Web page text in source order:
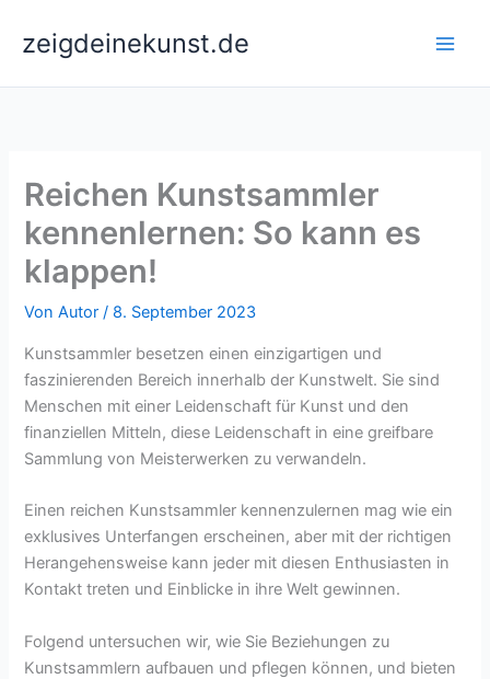
Inhalt
springen
zeigdeinekunst.de
Reichen Kunstsammler
kennenlernen: So kann es
klappen!
VonAutor/ 8. September 2023
Kunstsammler besetzen einen einzigartigen und
faszinierenden Bereich innerhalb der Kunstwelt. Sie sind
Menschen mit einer Leidenschaft für Kunst und den
finanziellen Mitteln, diese Leidenschaft in eine greifbare
Sammlung von Meisterwerken zu verwandeln.
Einen reichen Kunstsammler kennenzulernen mag wie ein
exklusives Unterfangen erscheinen, aber mit der richtigen
Herangehensweise kann jeder mit diesen Enthusiasten in
Kontakt treten und Einblicke in ihre Welt gewinnen.
Folgend untersuchen wir, wie Sie Beziehungen zu
Kunstsammlern aufbauen und pflegen können, und bieten